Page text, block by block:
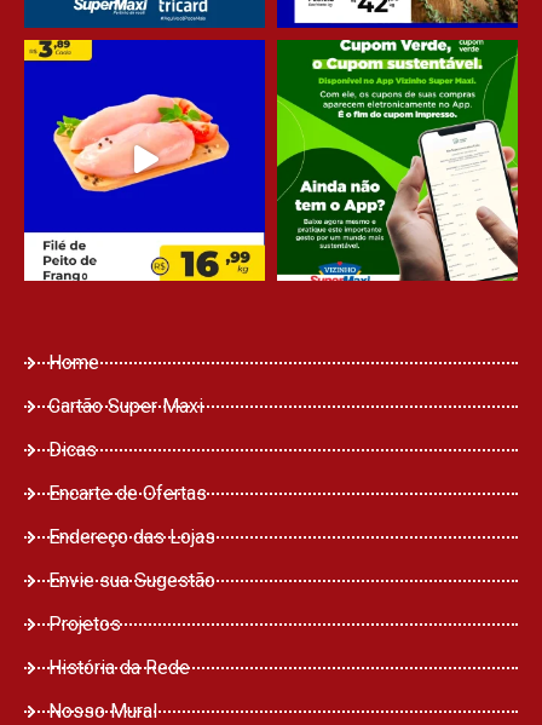
Home
Cartão Super Maxi
Dicas
Encarte de Ofertas
Endereço das Lojas
Envie sua Sugestão
Projetos
História da Rede
Nosso Mural